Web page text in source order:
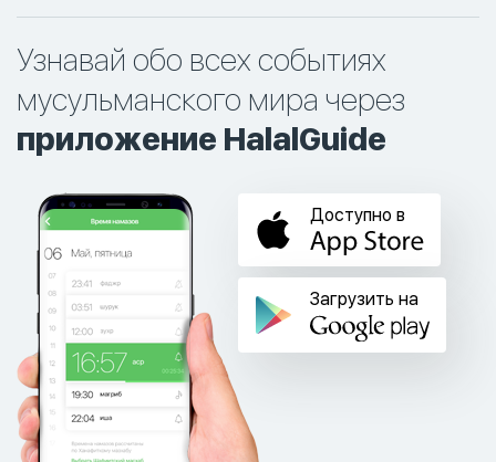
Узнавай обо всех событиях
мусульманского мира через
приложение HalalGuide
Доступно в
Загрузить на